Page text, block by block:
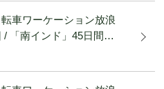
車ワーケーション放浪
/ 「南インド」45日間…